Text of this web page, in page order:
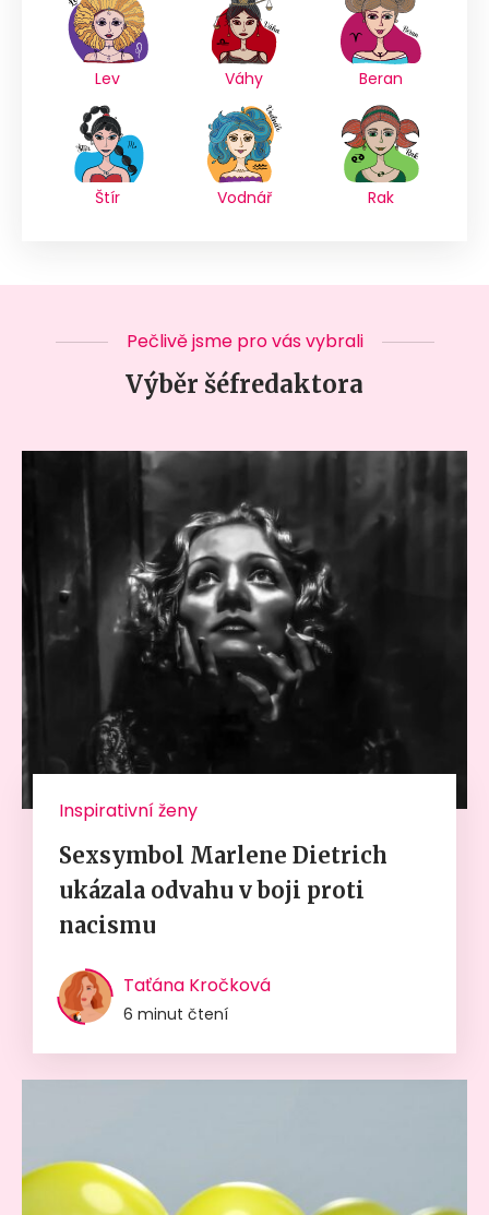
Lev Váhy Beran
Štír Vodnář Rak
Pečlivě jsme pro vás vybrali
Výběr šéfredaktora
Inspirativní ženy
Sexsymbol Marlene Dietrich
ukázala odvahu v boji proti
nacismu
Taťána Kročková
6 minut čtení